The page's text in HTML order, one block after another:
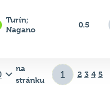
Turín;
Nagano
0.5
na
stránku
2 3 4 5